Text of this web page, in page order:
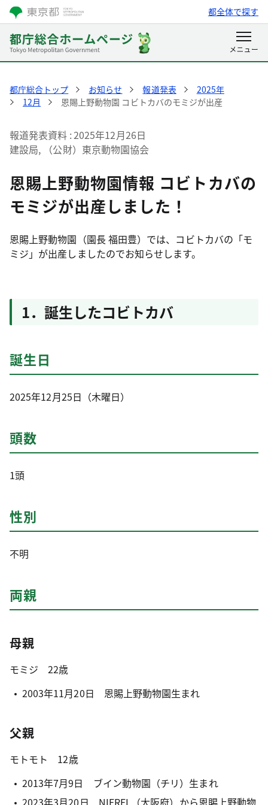
都全体で探す
都庁総合トップ お知らせ 報道発表
2025年
12月
恩賜上野動物園 コビトカバのモミジが出産
報道発表資料 2025年12月26日
建設局, （公財）東京動物園協会
恩賜上野動物園情報 コビトカバの
モミジが出産しました！
恩賜上野動物園（園長 福田豊）では、コビトカバの「モ
ミジ」が出産しましたのでお知らせします。
1．誕生したコビトカバ
誕生日
2025年12月25日（木曜日）
頭数
1頭
性別
不明
両親
母親
モミジ 22歳
2003年11月20日 恩賜上野動物園生まれ
父親
モトモト 12歳
2013年7月9日 ブイン動物園（チリ）生まれ
2023年3月20日 NIFREL（大阪府）から恩賜上野動物